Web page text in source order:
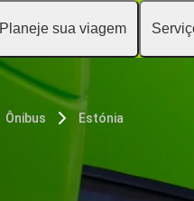
Planeje sua viagem
Ônibus Estónia